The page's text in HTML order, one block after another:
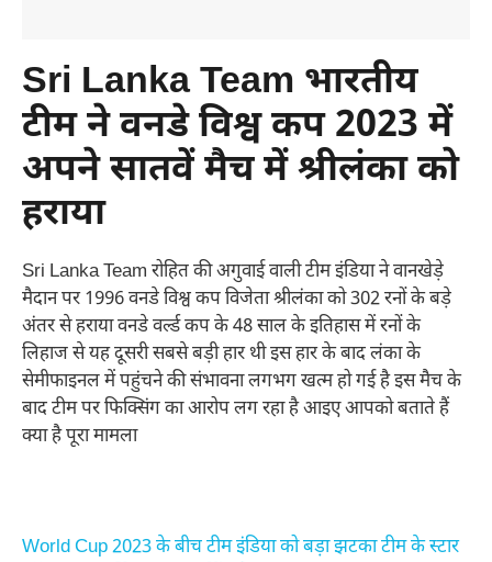
Sri Lanka Team भारतीय
टीम ने वनडे विश्व कप 2023 में
अपने सातवें मैच में श्रीलंका को
हराया
Sri Lanka Team रोहित की अगुवाई वाली टीम इंडिया ने वानखेड़े
मैदान पर 1996 वनडे विश्व कप विजेता श्रीलंका को 302 रनों के बड़े
अंतर से हराया वनडे वर्ल्ड कप के 48 साल के इतिहास में रनों के
लिहाज से यह दूसरी सबसे बड़ी हार थी इस हार के बाद लंका के
सेमीफाइनल में पहुंचने की संभावना लगभग खत्म हो गई है इस मैच के
बाद टीम पर फिक्सिंग का आरोप लग रहा है आइए आपको बताते हैं
क्या है पूरा मामला
World Cup 2023 के बीच टीम इंडिया को बड़ा झटका टीम के स्टार